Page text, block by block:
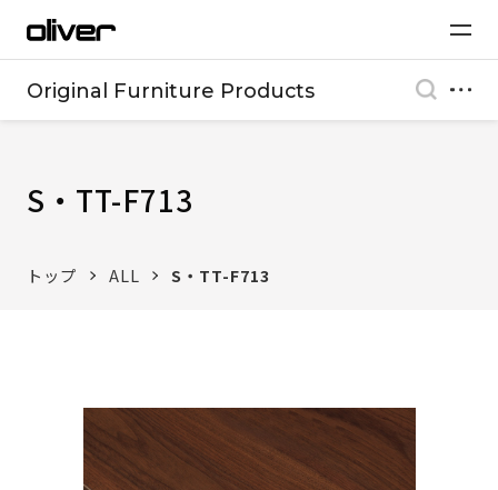
Original Furniture Products
S・TT-F713
トップ ALL S・TT-F713